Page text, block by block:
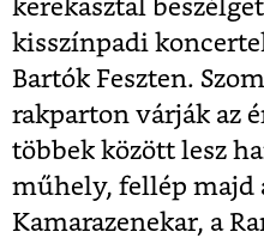
kerekasztal
kisszínpadi
Bartók Feszten.
rakparton várják az
többek között lesz
műhely, fellép majd
Kamarazenekar, a